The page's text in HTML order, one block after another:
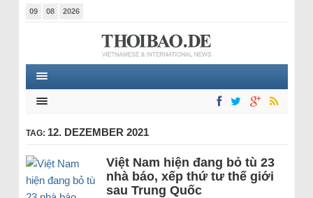
09 08 2026
TAG: 12. DEZEMBER 2021
Việt Nam hiện đang bỏ tù 23
nhà báo, xếp thứ tư thế giới
sau Trung Quốc